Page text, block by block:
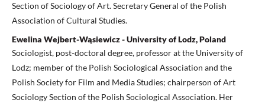
Section of Sociology of Art. Secretary General of the Polish
Association of Cultural Studies.
Ewelina Wejbert-Wąsiewicz - University of Lodz, Poland
Sociologist, post-doctoral degree, professor at the University of
Lodz; member of the Polish Sociological Association and the
Polish Society for Film and Media Studies; chairperson of Art
Sociology Section of the Polish Sociological Association. Her